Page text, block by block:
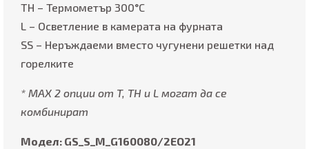
TH – Термометър 300°С
L – Осветление в камерата на фурната
SS – Неръждаеми вместо чугунени решетки над
горелките
* МАХ 2 опции от T, TH и L могат да се
комбинират
Модел: GS_S_M_G160080/2EO21